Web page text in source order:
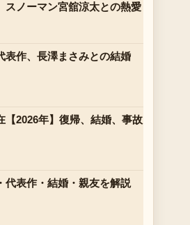
スノーマン宮舘涼太との熱愛
表作、長澤まさみとの結婚
【2026年】復帰、結婚、事故
代表作・結婚・親友を解説